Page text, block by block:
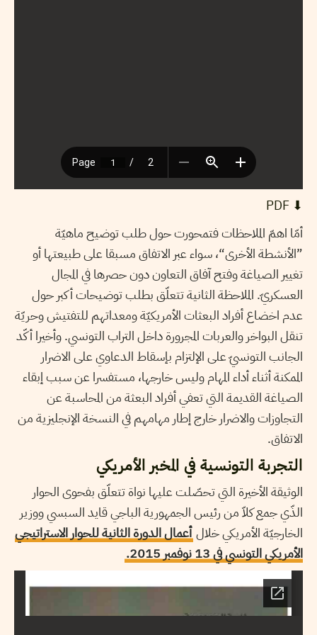
⬇︎ PDF
أمّا اهمّ الملاحظات فتمحورت حول طلب توضيح ماهيّة
”الأنشطة الأخرى“، سواء عبر الاتفاق مسبقا على طبيعتها أو
تغيير الصياغة وفتح آفاق التعاون دون حصرها في المجال
العسكريّ. الملاحظة الثانية تتعلّق بطلب توضيحات أكبر حول
عدم اخضاع أفراد البعثات الأمريكيّة ومعداتهم للتفتيش وحريّة
تنقل البواخر والعربات المجرورة داخل التراب التونسي. وأخيرا أكّد
الجانب التونسيّ على الإلتزام بإسقاط الدعاوي على الاضرار
الممكنة أثناء أداء المهام وليس خارجها، مستفسرا عن سبب إبقاء
الصياغة القديمة التي تعفي أفراد البعثة من المحاسبة عن
التجاوزات والاضرار خارج إطار مهامهم في النسخة الإنجليزية من
الاتفاق.
التجربة التونسية في المخبر الأمريكي
الوثيقة الأخيرة التي تحصّلت عليها نواة تتعلّق بفحوى الحوار
الذّي جمع كلاّ من رئيس الجمهورية الباجي قايد السبسي ووزير
الخارجيّة الأمريكي خلال أعمال الدورة الثانية للحوار الاستراتيجي
الأمريكي التونسي في 13 نوفمبر 2015.